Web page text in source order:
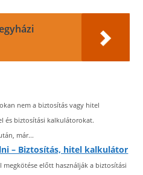
nem a biztosítás vagy hitel
és biztosítási kalkulátorokat.
már...
– Biztosítás, hitel kalkulátor
előtt használják a biztosítási